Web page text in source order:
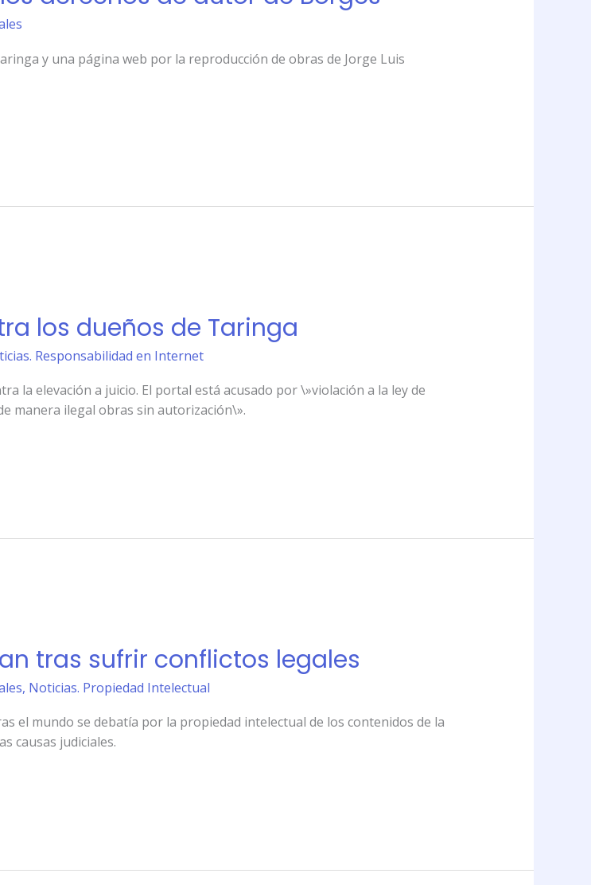
y una página web por la reproducción de obras de Jorge Luis
los dueños de Taringa
Responsabilidad en Internet
la elevación a juicio. El portal está acusado por \»violación a la ley de
manera ilegal obras sin autorización\».
tras sufrir conflictos legales
, Noticias. Propiedad Intelectual
el mundo se debatía por la propiedad intelectual de los contenidos de la
causas judiciales.